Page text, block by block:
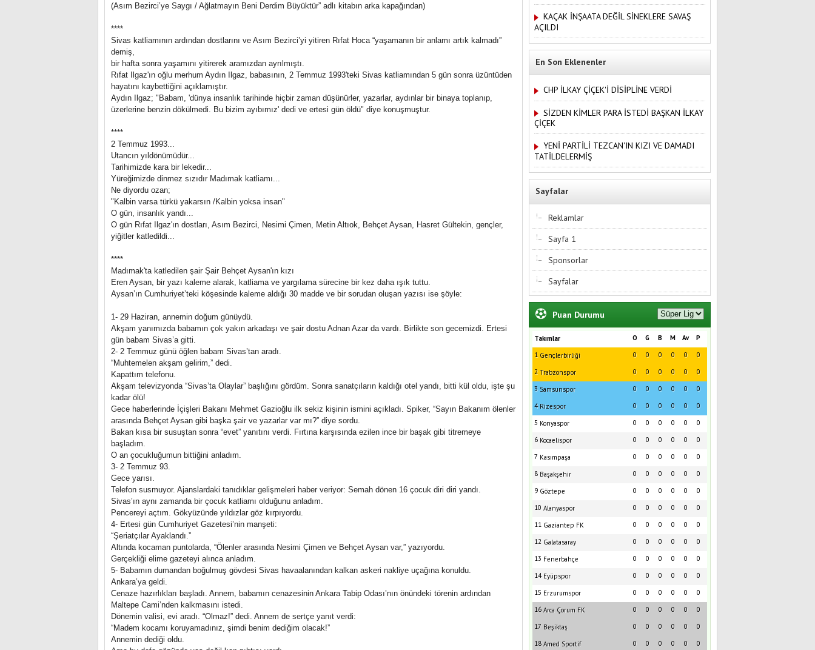
(Asım Bezirci’ye Saygı / Ağlatmayın Beni Derdim Büyüktür” adlı kitabın arka kapağından)
****
Sivas katliamının ardından dostlarını ve Asım Bezirci’yi yitiren Rıfat Hoca “yaşamanın bir anlamı artık kalmadı”
demiş,
bir hafta sonra yaşamını yitirerek aramızdan ayrılmıştı.
Rıfat Ilgaz'ın oğlu merhum Aydın Ilgaz, babasının, 2 Temmuz 1993'teki Sivas katliamından 5 gün sonra üzüntüden
hayatını kaybettiğini açıklamıştır.
Aydın Ilgaz; "Babam, 'dünya insanlık tarihinde hiçbir zaman düşünürler, yazarlar, aydınlar bir binaya toplanıp,
üzerlerine benzin dökülmedi. Bu bizim ayıbımız' dedi ve ertesi gün öldü" diye konuşmuştur.
****
2 Temmuz 1993...
Utancın yıldönümüdür...
Tarihimizde kara bir lekedir...
Yüreğimizde dinmez sızıdır Madımak katliamı...
Ne diyordu ozan;
"Kalbin varsa türkü yakarsın /Kalbin yoksa insan"
O gün, insanlık yandı...
O gün Rıfat Ilgaz'ın dostları, Asım Bezirci, Nesimi Çimen, Metin Altıok, Behçet Aysan, Hasret Gültekin, gençler,
yiğitler katledildi...
****
Madımak'ta katledilen şair Şair Behçet Aysan'ın kızı
Eren Aysan, bir yazı kaleme alarak, katliama ve yargılama sürecine bir kez daha ışık tuttu.
Aysan’ın Cumhuriyet’teki köşesinde kaleme aldığı 30 madde ve bir sorudan oluşan yazısı ise şöyle:
1- 29 Haziran, annemin doğum günüydü.
Akşam yanımızda babamın çok yakın arkadaşı ve şair dostu Adnan Azar da vardı. Birlikte son gecemizdi. Ertesi
gün babam Sivas’a gitti.
2- 2 Temmuz günü öğlen babam Sivas’tan aradı.
“Muhtemelen akşam gelirim,” dedi.
Kapattım telefonu.
Akşam televizyonda “Sivas’ta Olaylar” başlığını gördüm. Sonra sanatçıların kaldığı otel yandı, bitti kül oldu, işte şu
kadar ölü!
Gece haberlerinde İçişleri Bakanı Mehmet Gazioğlu ilk sekiz kişinin ismini açıkladı. Spiker, “Sayın Bakanım ölenler
arasında Behçet Aysan gibi başka şair ve yazarlar var mı?” diye sordu.
Bakan kısa bir susuştan sonra “evet” yanıtını verdi. Fırtına karşısında ezilen ince bir başak gibi titremeye
başladım.
O an çocukluğumun bittiğini anladım.
3- 2 Temmuz 93.
Gece yarısı.
Telefon susmuyor. Ajanslardaki tanıdıklar gelişmeleri haber veriyor: Semah dönen 16 çocuk diri diri yandı.
Sivas’ın aynı zamanda bir çocuk katliamı olduğunu anladım.
Pencereyi açtım. Gökyüzünde yıldızlar göz kırpıyordu.
4- Ertesi gün Cumhuriyet Gazetesi’nin manşeti:
“Şeriatçılar Ayaklandı.”
Altında kocaman puntolarda, “Ölenler arasında Nesimi Çimen ve Behçet Aysan var,” yazıyordu.
Gerçekliği elime gazeteyi alınca anladım.
5- Babamın dumandan boğulmuş gövdesi Sivas havaalanından kalkan askeri nakliye uçağına konuldu.
Ankara’ya geldi.
Cenaze hazırlıkları başladı. Annem, babamın cenazesinin Ankara Tabip Odası’nın önündeki törenin ardından
Maltepe Cami’nden kalkmasını istedi.
Dönemin valisi, evi aradı. “Olmaz!” dedi. Annem de sertçe yanıt verdi:
“Madem kocamı koruyamadınız, şimdi benim dediğim olacak!”
Annemin dediği oldu.
KAÇAK İNŞAATA DEĞİL SİNEKLERE SAVAŞ
AÇILDI
En Son Eklenenler
CHP İLKAY ÇİÇEK'İ DİSİPLİNE VERDİ
SİZDEN KİMLER PARA İSTEDİ BAŞKAN İLKAY
ÇİÇEK
YENİ PARTİLİ TEZCAN'IN KIZI VE DAMADI
TATİLDELERMİŞ
Sayfalar
Reklamlar
Sayfa 1
Sponsorlar
Sayfalar
Puan Durumu
Takımlar P
Av
M
B
G
O
1 Gençlerbirliği 0
0
0
0
0
0
2 Trabzonspor 0
0
0
0
0
0
3 Samsunspor 0
0
0
0
0
0
4 Rizespor 0
0
0
0
0
0
5 Konyaspor 0
0
0
0
0
0
6 Kocaelispor 0
0
0
0
0
0
7 Kasımpaşa 0
0
0
0
0
0
8 Başakşehir 0
0
0
0
0
0
9 Göztepe 0
0
0
0
0
0
10 Alanyaspor 0
0
0
0
0
0
11 Gaziantep FK 0
0
0
0
0
0
12 Galatasaray 0
0
0
0
0
0
13 Fenerbahçe 0
0
0
0
0
0
14 Eyüpspor 0
0
0
0
0
0
15 Erzurumspor 0
0
0
0
0
0
16 Arca Çorum FK 0
0
0
0
0
0
17 Beşiktaş 0
0
0
0
0
0
18 Amed Sportif 0
0
0
0
0
0